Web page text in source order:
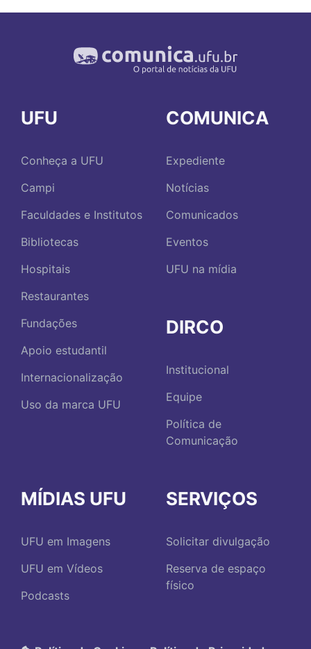
UFU
Conheça a UFU
Campi
Faculdades e Institutos
Bibliotecas
Hospitais
Restaurantes
Fundações
Apoio estudantil
Internacionalização
Uso da marca UFU
COMUNICA
Expediente
Notícias
Comunicados
Eventos
UFU na mídia
DIRCO
Institucional
Equipe
Política de
Comunicação
MÍDIAS UFU
UFU em Imagens
UFU em Vídeos
Podcasts
SERVIÇOS
Solicitar divulgação
Reserva de espaço
físico